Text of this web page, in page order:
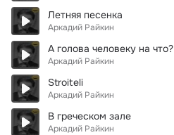
Летняя песенка
Аркадий Райкин
А голова человеку на что?
Аркадий Райкин
Stroiteli
Аркадий Райкин
В греческом зале
Аркадий Райкин